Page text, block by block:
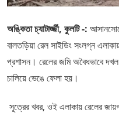
অঙ্কিতা চ্যাটার্জ্জী, কুলটি -:
বালতড়িয়া রেল সাইডিং সংলগ্ন
প্রশাসন। রেলের জমি অবৈধভাবে
চালিয়ে ভেঙে ফেলা হয়।
সূত্রের খবর, ওই এলাকায় রেলের